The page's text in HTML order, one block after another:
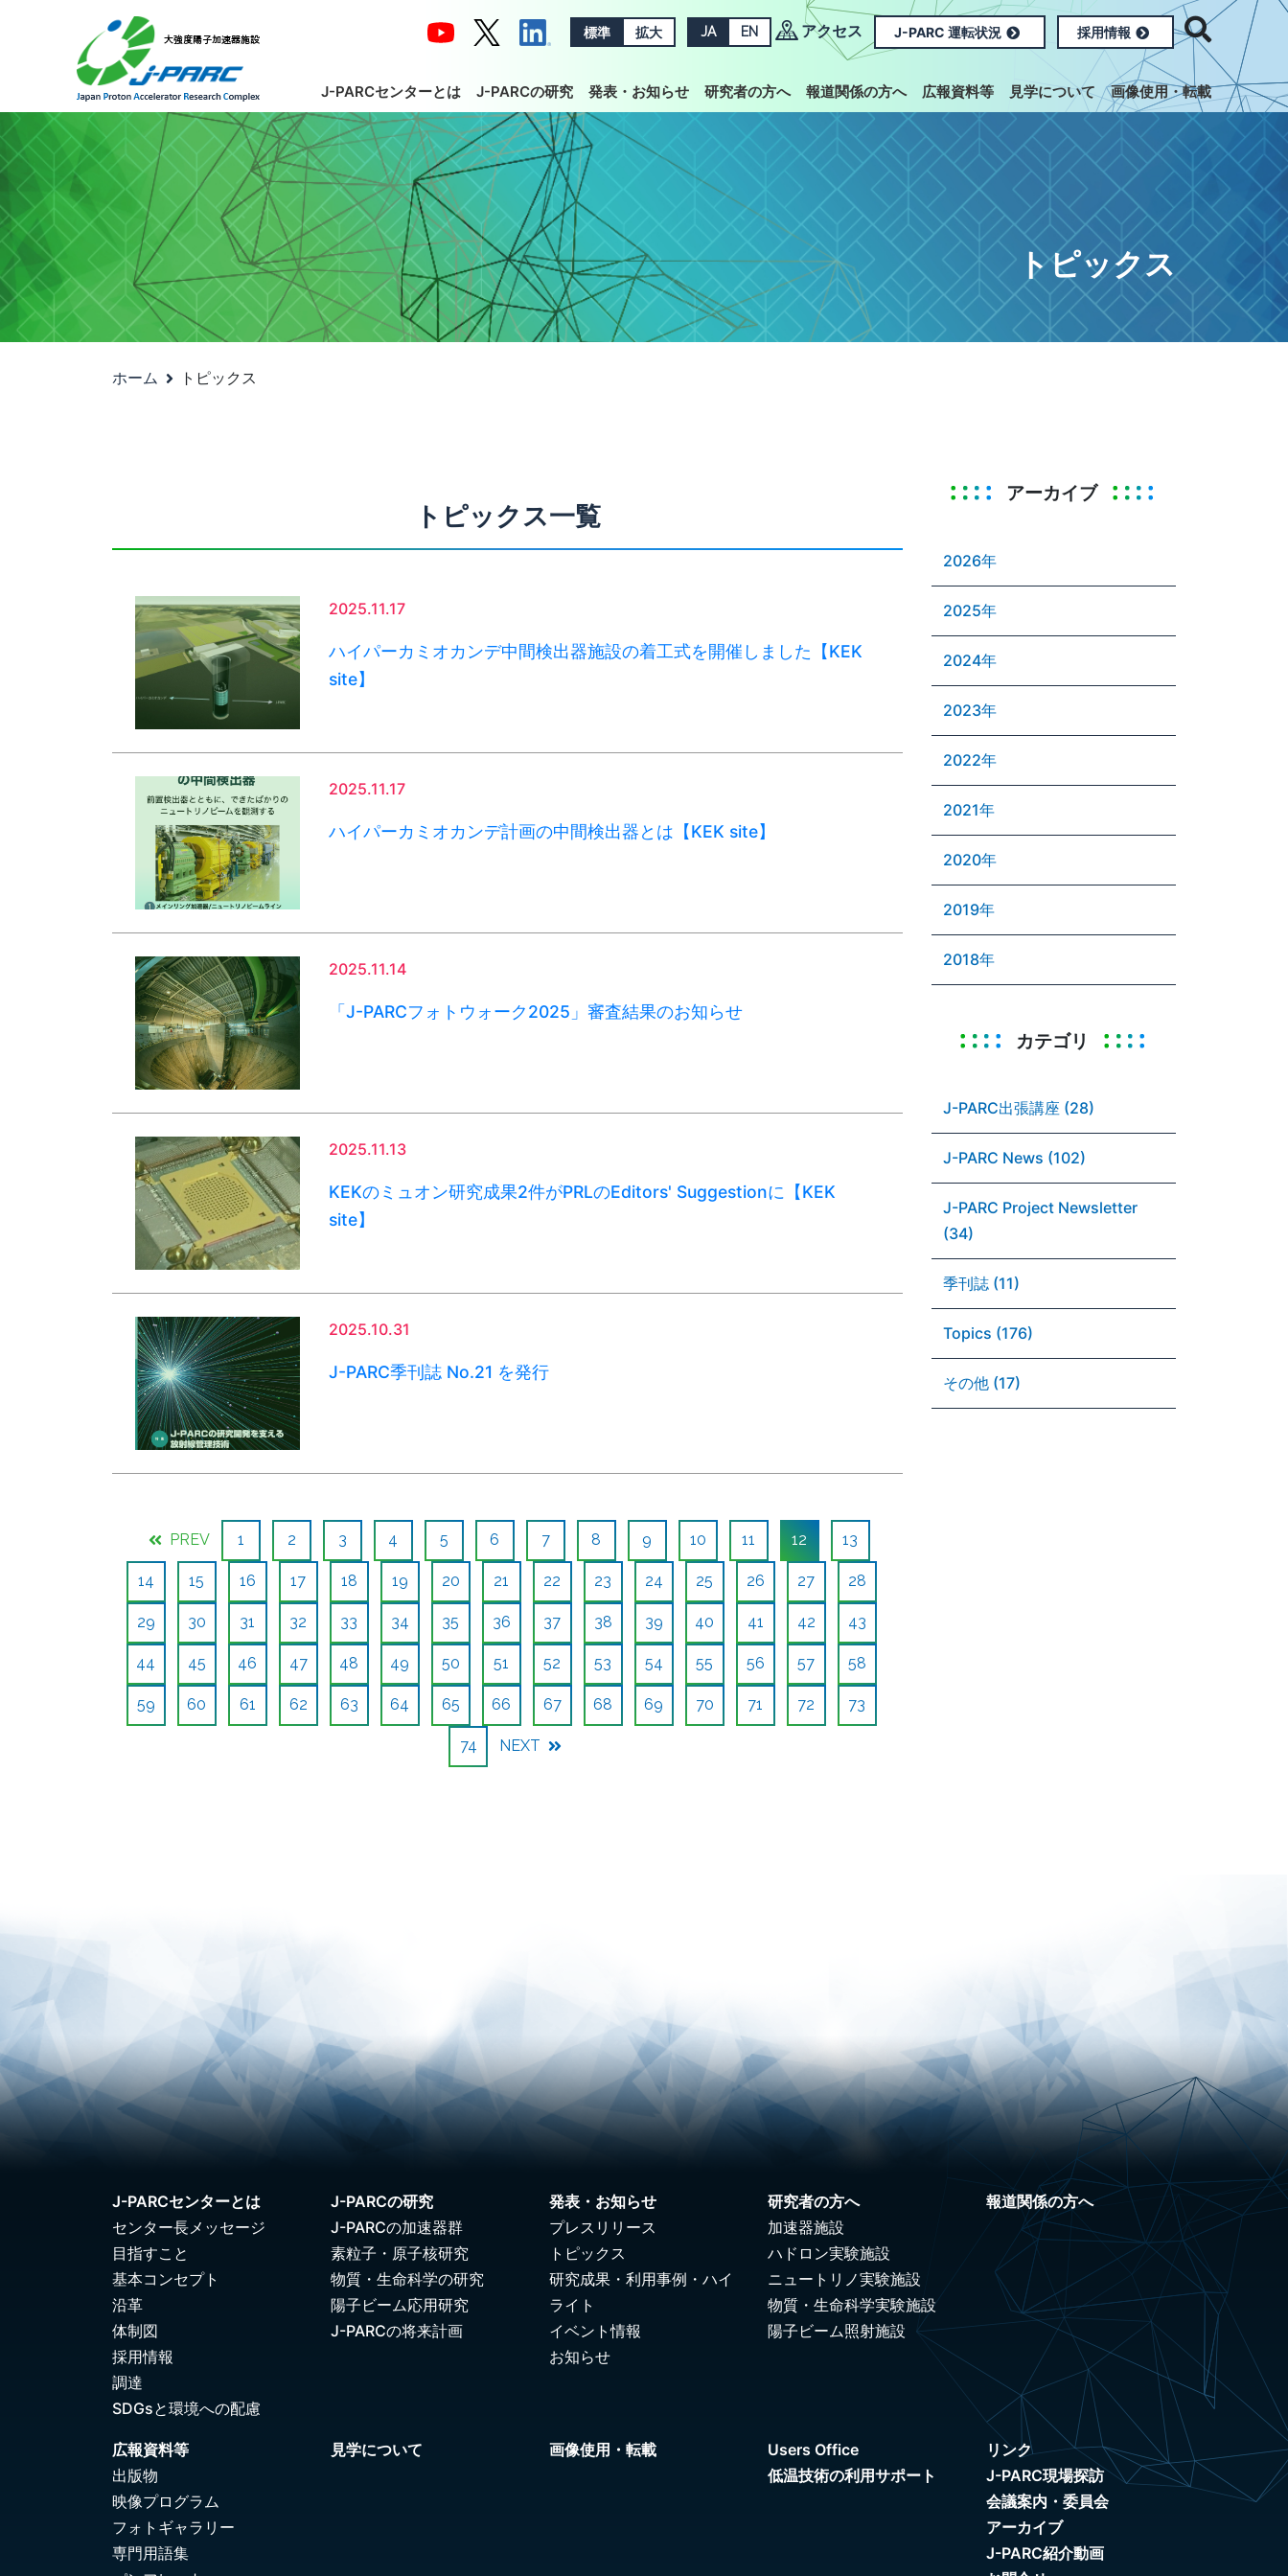
標準 拡大 JA EN アクセス J-PARC 運転状況 採用情報
J-PARCセンターとは J-PARCの研究 発表・お知らせ 研究者の方へ 報道関係の方へ 広報資料等 見学について 画像使用・転載
トピックス
ホーム トピックス
トピックス一覧
2025.11.17
ハイパーカミオカンデ中間検出器施設の着工式を開催しました【KEK
site】
2025.11.17
ハイパーカミオカンデ計画の中間検出器とは【KEK site】
2025.11.14
「J-PARCフォトウォーク2025」審査結果のお知らせ
2025.11.13
KEKのミュオン研究成果2件がPRLのEditors' Suggestionに【KEK
site】
2025.10.31
J-PARC季刊誌 No.21 を発行
PREV 1 2 3 4 5 6 7 8 9 10 11 12 13
14 15 16 17 18 19 20 21 22 23 24 25 26 27 28
29 30 31 32 33 34 35 36 37 38 39 40 41 42 43
44 45 46 47 48 49 50 51 52 53 54 55 56 57 58
59 60 61 62 63 64 65 66 67 68 69 70 71 72 73
74 NEXT
アーカイブ
2026年
2025年
2024年
2023年
2022年
2021年
2020年
2019年
2018年
カテゴリ
J-PARC出張講座 (28)
J-PARC News (102)
J-PARC Project Newsletter
(34)
季刊誌 (11)
Topics (176)
その他 (17)
J-PARCセンターとは
センター長メッセージ
目指すこと
基本コンセプト
沿革
体制図
採用情報
調達
SDGsと環境への配慮
J-PARCの研究
J-PARCの加速器群
素粒子・原子核研究
物質・生命科学の研究
陽子ビーム応用研究
J-PARCの将来計画
発表・お知らせ
プレスリリース
トピックス
研究成果・利用事例・ハイ
ライト
イベント情報
お知らせ
研究者の方へ
加速器施設
ハドロン実験施設
ニュートリノ実験施設
物質・生命科学実験施設
陽子ビーム照射施設
報道関係の方へ
広報資料等
出版物
映像プログラム
フォトギャラリー
専門用語集
見学について 画像使用・転載
Users Office
低温技術の利用サポート
リンク
J-PARC現場探訪
会議案内・委員会
アーカイブ
J-PARC紹介動画